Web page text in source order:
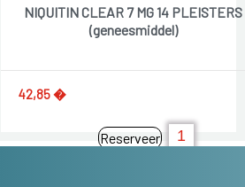
NIQUITIN CLEAR 7 MG 14 PLEISTERS
(geneesmiddel)
42,85 �
Reserveer